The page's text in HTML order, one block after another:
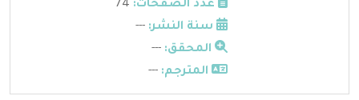
عدد الصفحات:
سنة النشر: ---
المحقق: ---
المترجم: ---